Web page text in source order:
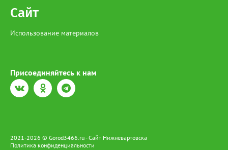
Сайт
Использование материалов
Присоединяйтесь к нам
2021-2026 © Gorod3466.ru - Сайт Нижневартовска
Политика конфиденциальности